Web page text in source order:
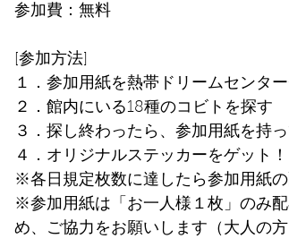
参加費：無料
[参加方法]
１．参加用紙を熱帯ドリームセンタ
２．館内にいる18種のコビトを探す
３．探し終わったら、参加用紙を持
４．オリジナルステッカーをゲット！
※各日規定枚数に達したら参加用紙の
※参加用紙は「お一人様１枚」のみ
め、ご協力をお願いします（大人の